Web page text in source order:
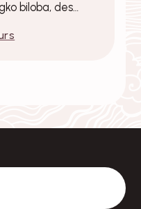
biloba, des…